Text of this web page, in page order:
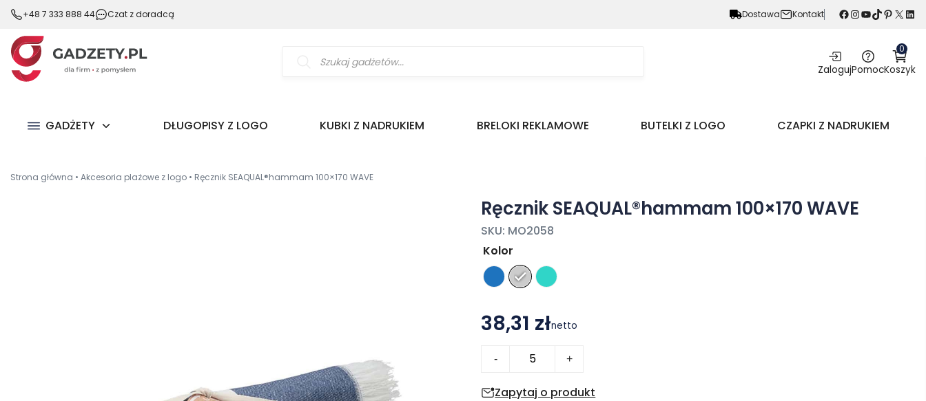
+48 7 333 888 44 Czat z doradcą Dostawa Kontakt Facebook InstagramYouTube TikTok Pinterest X LinkedIn
produktów ZalogujPomoc
0
Koszyk
GADŻETY DŁUGOPISY Z LOGO KUBKI Z NADRUKIEM BRELOKI REKLAMOWE BUTELKI Z LOGO CZAPKI Z NADRUKIEM
Strona główna • Akcesoria plażowe z logo • Ręcznik SEAQUAL®hammam 100×170 WAVE
Ręcznik SEAQUAL®hammam 100×170 WAVE
SKU: MO2058
Kolor
38,31 złnetto
-
SEAQUAL®hammam
+
Zapytaj o produkt